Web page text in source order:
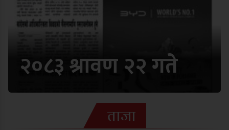
२०८३ श्रावण २२ गते
ताजा